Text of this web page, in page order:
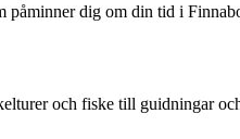
påminner dig om din tid i
och fiske till guidningar